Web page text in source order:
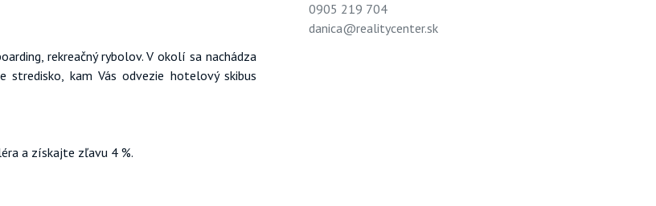
rekreačný rybolov. V okolí sa nachádza
kam Vás odvezie hotelový skibus
a získajte zľavu 4 %.
0905 219 704
danica@realitycenter.sk